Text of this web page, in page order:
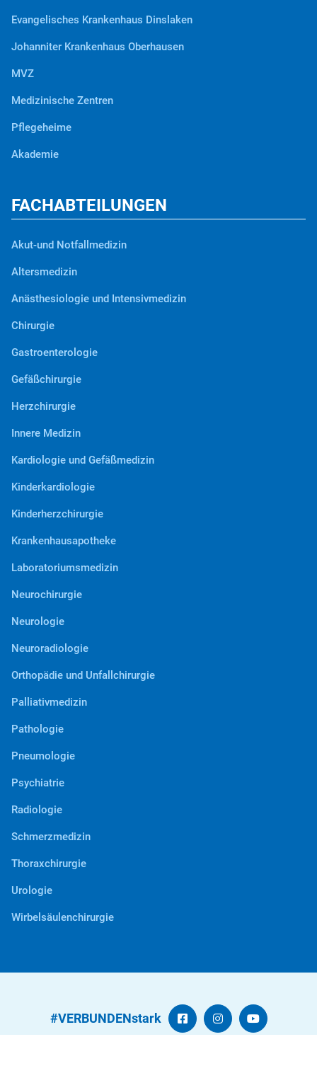
Evangelisches Krankenhaus Dinslaken
Johanniter Krankenhaus Oberhausen
MVZ
Medizinische Zentren
Pflegeheime
Akademie
FACHABTEILUNGEN
Akut-und Notfallmedizin
Altersmedizin
Anästhesiologie und Intensivmedizin
Chirurgie
Gastroenterologie
Gefäßchirurgie
Herzchirurgie
Innere Medizin
Kardiologie und Gefäßmedizin
Kinderkardiologie
Kinderherzchirurgie
Krankenhausapotheke
Laboratoriumsmedizin
Neurochirurgie
Neurologie
Neuroradiologie
Orthopädie und Unfallchirurgie
Palliativmedizin
Pathologie
Pneumologie
Psychiatrie
Radiologie
Schmerzmedizin
Thoraxchirurgie
Urologie
Wirbelsäulenchirurgie
#VERBUNDENstark